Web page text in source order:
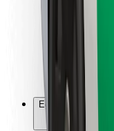
Éttermeknek
Bolt for
Egyéb